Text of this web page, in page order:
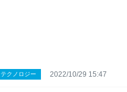
テクノロジー 2022/10/29 15:47